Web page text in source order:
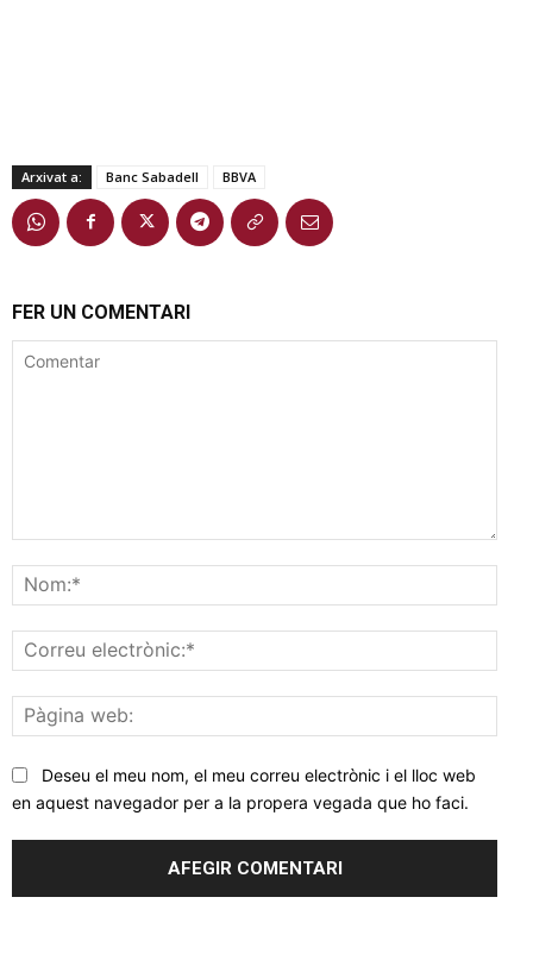
Arxivat a: Banc Sabadell BBVA
FER UN COMENTARI
web:
Deseu el meu nom, el meu correu electrònic i el lloc web
en aquest navegador per a la propera vegada que ho faci.